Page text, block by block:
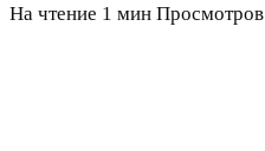
На чтение 1 мин Просмотров